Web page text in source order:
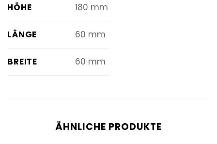
HÖHE 180 mm
LÄNGE 60 mm
BREITE 60 mm
ÄHNLICHE PRODUKTE